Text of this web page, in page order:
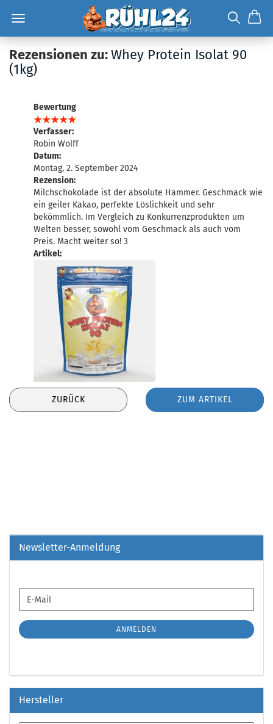
Rezensionen zu:Whey Protein Isolat 90
(1kg)
Bewertung
Verfasser:
Robin Wolff
Datum:
Montag, 2. September 2024
Rezension:
Milchschokolade ist der absolute Hammer. Geschmack wie
ein geiler Kakao, perfekte Löslichkeit und sehr
bekömmlich. Im Vergleich zu Konkurrenzprodukten um
Welten besser, sowohl vom Geschmack als auch vom
Preis. Macht weiter so! 3
Artikel:
ZURÜCK ZUM ARTIKEL
Newsletter-Anmeldung
ZUR
ANMELDUNG
E-
Mail
ANMELDEN
Hersteller